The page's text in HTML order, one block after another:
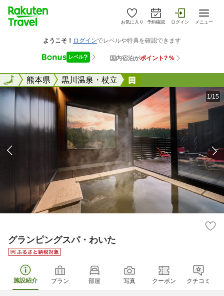
お気に入り 予約確認 ログイン メニュー
全国熊本県 黒川温泉・杖立
全国
1/15
グランピングスパ・わいた
施設紹介 プラン 部屋 写真 クーポン クチコミ